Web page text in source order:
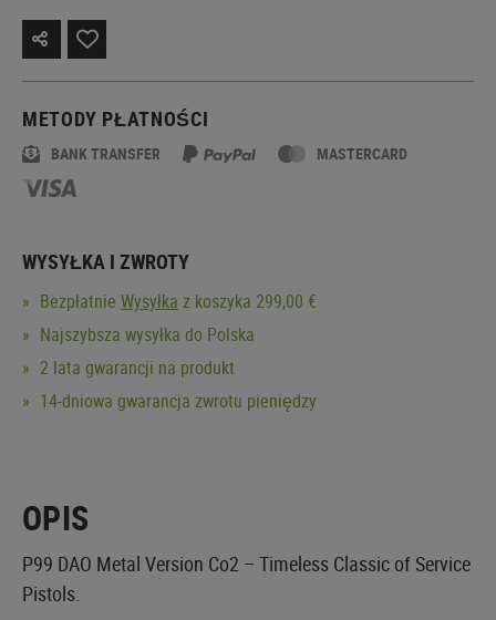
METODY PŁATNOŚCI
BANK TRANSFER MASTERCARD
WYSYŁKA I ZWROTY
Bezpłatnie Wysyłka z koszyka 299,00 €
Najszybsza wysyłka do Polska
2 lata gwarancji na produkt
14-dniowa gwarancja zwrotu pieniędzy
OPIS
P99 DAO Metal Version Co2 – Timeless Classic of Service
Pistols.